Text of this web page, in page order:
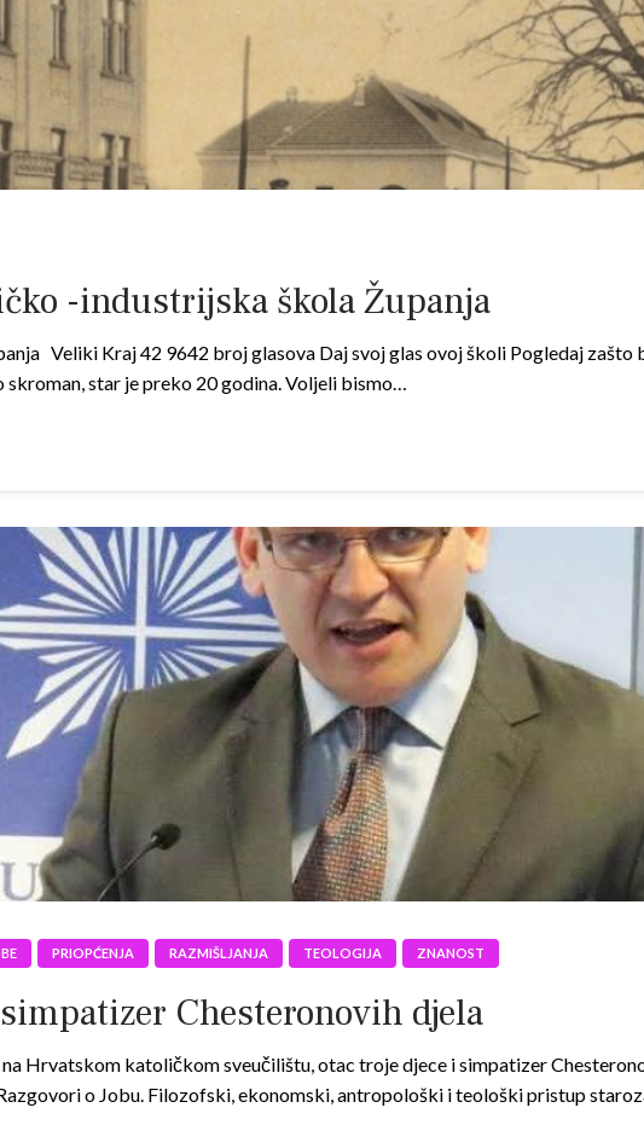
-industrijska škola Županja
Veliki Kraj 42 9642 broj glasova Daj svoj glas ovoj školi Pogledaj zašto
star je preko 20 godina. Voljeli bismo…
PRIOPĆENJA RAZMIŠLJANJA TEOLOGIJA ZNANOST
Chesteronovih djela
Hrvatskom katoličkom sveučilištu, otac troje djece i simpatizer
o Jobu. Filozofski, ekonomski, antropološki i teološki pristup